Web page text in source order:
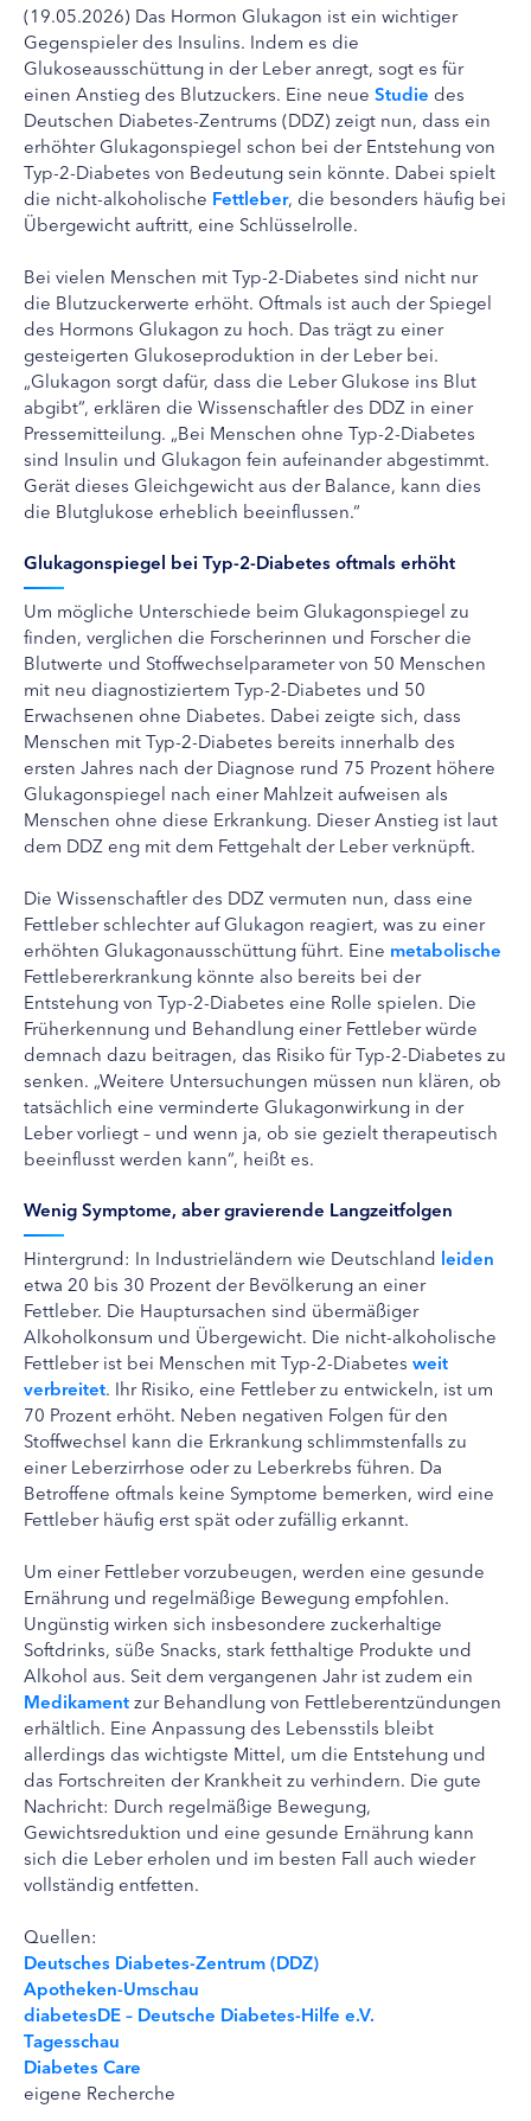
(19.05.2026) Das Hormon Glukagon ist ein wichtiger
Gegenspieler des Insulins. Indem es die
Glukoseausschüttung in der Leber anregt, sogt es für
einen Anstieg des Blutzuckers. Eine neue Studie des
Deutschen Diabetes-Zentrums (DDZ) zeigt nun, dass ein
erhöhter Glukagonspiegel schon bei der Entstehung von
Typ-2-Diabetes von Bedeutung sein könnte. Dabei spielt
die nicht-alkoholische Fettleber, die besonders häufig bei
Übergewicht auftritt, eine Schlüsselrolle.
Bei vielen Menschen mit Typ-2-Diabetes sind nicht nur
die Blutzuckerwerte erhöht. Oftmals ist auch der Spiegel
des Hormons Glukagon zu hoch. Das trägt zu einer
gesteigerten Glukoseproduktion in der Leber bei.
„Glukagon sorgt dafür, dass die Leber Glukose ins Blut
abgibt“, erklären die Wissenschaftler des DDZ in einer
Pressemitteilung. „Bei Menschen ohne Typ-2-Diabetes
sind Insulin und Glukagon fein aufeinander abgestimmt.
Gerät dieses Gleichgewicht aus der Balance, kann dies
die Blutglukose erheblich beeinflussen.“
Glukagonspiegel bei Typ-2-Diabetes oftmals erhöht
Um mögliche Unterschiede beim Glukagonspiegel zu
finden, verglichen die Forscherinnen und Forscher die
Blutwerte und Stoffwechselparameter von 50 Menschen
mit neu diagnostiziertem Typ-2-Diabetes und 50
Erwachsenen ohne Diabetes. Dabei zeigte sich, dass
Menschen mit Typ-2-Diabetes bereits innerhalb des
ersten Jahres nach der Diagnose rund 75 Prozent höhere
Glukagonspiegel nach einer Mahlzeit aufweisen als
Menschen ohne diese Erkrankung. Dieser Anstieg ist laut
dem DDZ eng mit dem Fettgehalt der Leber verknüpft.
Die Wissenschaftler des DDZ vermuten nun, dass eine
Fettleber schlechter auf Glukagon reagiert, was zu einer
erhöhten Glukagonausschüttung führt. Eine metabolische
Fettlebererkrankung könnte also bereits bei der
Entstehung von Typ-2-Diabetes eine Rolle spielen. Die
Früherkennung und Behandlung einer Fettleber würde
demnach dazu beitragen, das Risiko für Typ-2-Diabetes zu
senken. „Weitere Untersuchungen müssen nun klären, ob
tatsächlich eine verminderte Glukagonwirkung in der
Leber vorliegt – und wenn ja, ob sie gezielt therapeutisch
beeinflusst werden kann“, heißt es.
Wenig Symptome, aber gravierende Langzeitfolgen
Hintergrund: In Industrieländern wie Deutschland leiden
etwa 20 bis 30 Prozent der Bevölkerung an einer
Fettleber. Die Hauptursachen sind übermäßiger
Alkoholkonsum und Übergewicht. Die nicht-alkoholische
Fettleber ist bei Menschen mit Typ-2-Diabetes weit
verbreitet. Ihr Risiko, eine Fettleber zu entwickeln, ist um
70 Prozent erhöht. Neben negativen Folgen für den
Stoffwechsel kann die Erkrankung schlimmstenfalls zu
einer Leberzirrhose oder zu Leberkrebs führen. Da
Betroffene oftmals keine Symptome bemerken, wird eine
Fettleber häufig erst spät oder zufällig erkannt.
Um einer Fettleber vorzubeugen, werden eine gesunde
Ernährung und regelmäßige Bewegung empfohlen.
Ungünstig wirken sich insbesondere zuckerhaltige
Softdrinks, süße Snacks, stark fetthaltige Produkte und
Alkohol aus. Seit dem vergangenen Jahr ist zudem ein
Medikamentzur Behandlung von Fettleberentzündungen
erhältlich. Eine Anpassung des Lebensstils bleibt
allerdings das wichtigste Mittel, um die Entstehung und
das Fortschreiten der Krankheit zu verhindern. Die gute
Nachricht: Durch regelmäßige Bewegung,
Gewichtsreduktion und eine gesunde Ernährung kann
sich die Leber erholen und im besten Fall auch wieder
vollständig entfetten.
Quellen:
Deutsches Diabetes-Zentrum (DDZ)
Apotheken-Umschau
diabetesDE – Deutsche Diabetes-Hilfe e.V.
Tagesschau
Diabetes Care
eigene Recherche